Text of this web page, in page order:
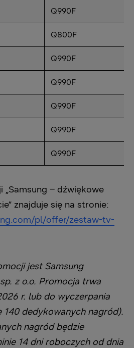
Q990F
Q800F
Q990F
Q990F
Q990F
Q990F
Q990F
„Samsung – dźwiękowe
znajduje się na stronie:
pl/offer/zestaw-tv-
jest Samsung
z o.o. Promocja trwa
r. lub do wyczerpania
140 dedykowanych nagród).
nagród będzie
14 dni roboczych od dnia